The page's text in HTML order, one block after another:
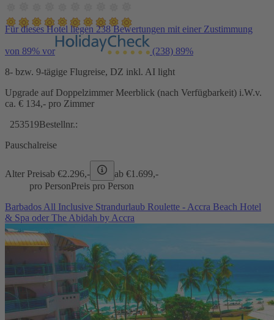
Für dieses Hotel liegen 238 Bewertungen mit einer Zustimmung
von 89% vor (238) 89%
8- bzw. 9-tägige Flugreise, DZ inkl. AI light
Upgrade auf Doppelzimmer Meerblick (nach Verfügbarkeit) i.W.v.
ca. € 134,- pro Zimmer
253519Bestellnr.:
Pauschalreise
Alter Preisab €2.296,- ab €1.699,-
pro PersonPreis pro Person
Barbados All Inclusive Strandurlaub Roulette - Accra Beach Hotel
& Spa oder The Abidah by Accra